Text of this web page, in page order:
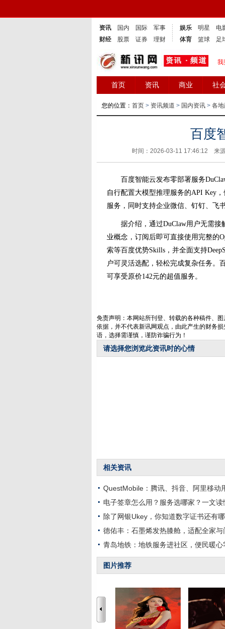
资讯 国内 国际
军事
财经
股票 证券 理财
娱乐 明星 电
体育
篮球 足
我
首页 资讯 商业 社
您的位置： 首页 > 资讯频道 > 国内资讯 > 各
百度
时间：2026-03-11 17:46:12 来源
百度智能云发布零部署服务
自行配置大模型推理服务的API Key
服务，同时支持企业微信、钉钉、飞
据介绍，通过DuClaw用户无需接
业概念，订阅后即可直接使用完整的
索等百度优势Skills，并全面支持
户可灵活选配，轻松完成复杂任务。
可享受原价142元的超值服务。
免责声明：本网站所刊登、转载的各种稿件、
依据，并不代表新讯网观点，由此产生的财务
语，选择需谨慎，谨防诈骗行为！
请选择您浏览此资讯时的心情
相关资讯
QuestMobile：腾讯、抖音、阿里移动
电子签章怎么用？服务选哪家？一文读
除了网银Ukey，你知道数字证书还有
德佑丰：石墨烯发热膝舱，适配全家与
青岛地铁：地铁服务进社区，便民暖心
图片推荐